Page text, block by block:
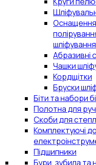
шліфування
Абразивні
Чашки
Кордщітки
Бруски
Біти та набори
Полотна для
Скоби для
Комплектуючі до
Підшипники
Бури, зубила та